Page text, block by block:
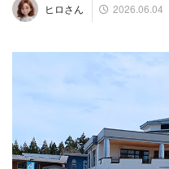
ヒロさん 2026.06.04